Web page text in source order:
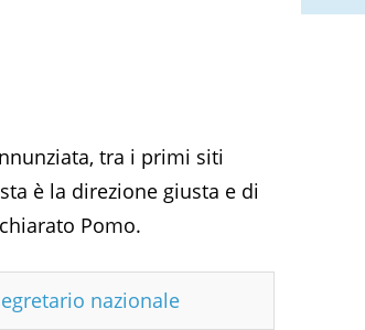
tra i primi siti
è la direzione giusta e di
Pomo.
nazionale